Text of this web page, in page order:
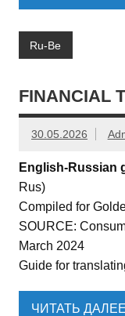
Ru-Be
FINANCIAL
30.05.2026
English-Russian
Rus)
Compiled for
SOURCE:
March 2024
Guide for
ЧИТАТЬ ДАЛЕЕ